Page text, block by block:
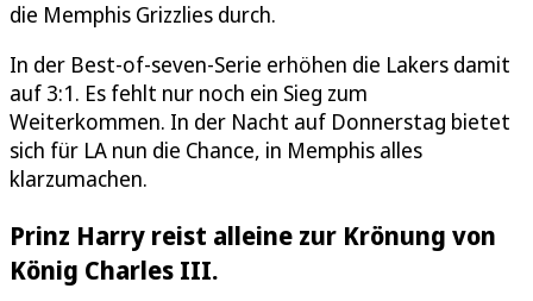
die Memphis Grizzlies durch.
In der Best-of-seven-Serie erhöhen die Lakers damit
auf 3:1. Es fehlt nur noch ein Sieg zum
Weiterkommen. In der Nacht auf Donnerstag bietet
sich für LA nun die Chance, in Memphis alles
klarzumachen.
Prinz Harry reist alleine zur Krönung von
König Charles III.